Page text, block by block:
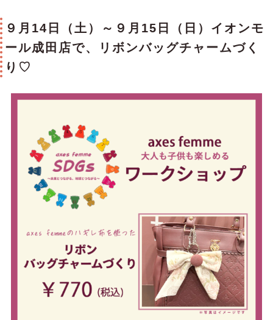
９月14日（土）～９月15日（日）イオンモ
ール成田店で、リボンバッグチャームづく
り♡